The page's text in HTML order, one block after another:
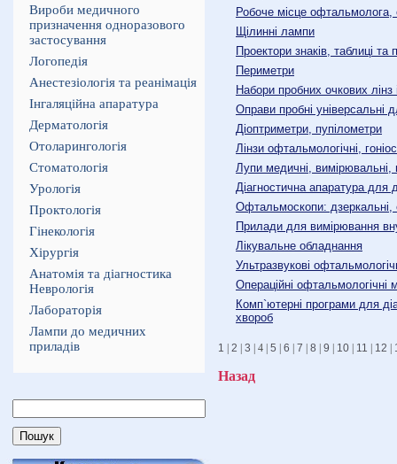
Вироби медичного
призначення одноразового
застосування
Логопедія
Анестезіологія та реанімація
Інгаляційна апаратура
Дерматологія
Отоларингологія
Стоматологія
Урологія
Проктологія
Гінекологія
Хірургія
Анатомія та діагностика
Неврологія
Лабораторія
Лампи до медичних
приладів
Робоче місце офтальмолога,
Щілинні лампи
Проектори знаків, таблиці
Периметри
Набори пробних очкових лінз
Оправи пробні універсальні
Діоптриметри, пупілометри
Лінзи офтальмологічні,
Лупи медичні, вимірювальні,
Діагностична апаратура для
Офтальмоскопи: дзеркальні,
Прилади для вимірювання
Лікувальне обладнання
Ультразвукові
Операційні офтальмологічні
Комп`ютерні програми для
хвороб
1 2 3 | 4 | 5 6 7 8 9 10 11 12
Назад